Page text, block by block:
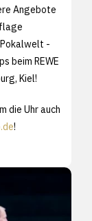
Angebote
-
beim REWE
Kiel!
die Uhr auch
!